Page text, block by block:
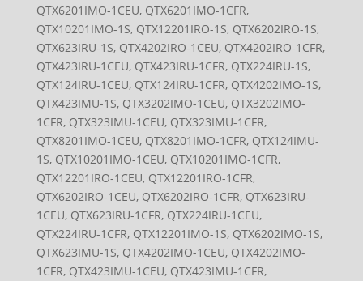
QTX6201IMO-1CEU, QTX6201IMO-1CFR,
QTX10201IMO-1S, QTX12201IRO-1S, QTX6202IRO-1S,
QTX623IRU-1S, QTX4202IRO-1CEU, QTX4202IRO-1CFR,
QTX423IRU-1CEU, QTX423IRU-1CFR, QTX224IRU-1S,
QTX124IRU-1CEU, QTX124IRU-1CFR, QTX4202IMO-1S,
QTX423IMU-1S, QTX3202IMO-1CEU, QTX3202IMO-
1CFR, QTX323IMU-1CEU, QTX323IMU-1CFR,
QTX8201IMO-1CEU, QTX8201IMO-1CFR, QTX124IMU-
1S, QTX10201IMO-1CEU, QTX10201IMO-1CFR,
QTX12201IRO-1CEU, QTX12201IRO-1CFR,
QTX6202IRO-1CEU, QTX6202IRO-1CFR, QTX623IRU-
1CEU, QTX623IRU-1CFR, QTX224IRU-1CEU,
QTX224IRU-1CFR, QTX12201IMO-1S, QTX6202IMO-1S,
QTX623IMU-1S, QTX4202IMO-1CEU, QTX4202IMO-
1CFR, QTX423IMU-1CEU, QTX423IMU-1CFR,